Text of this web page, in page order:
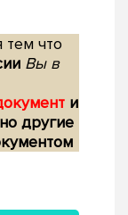
тем что
Вы в
и
другие